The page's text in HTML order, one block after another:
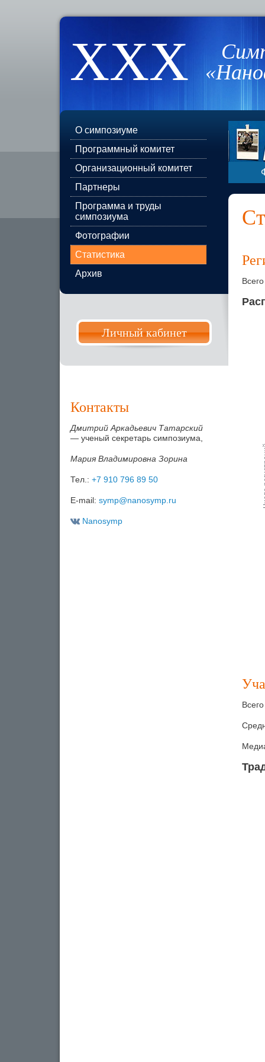
XXX
О симпозиуме
Программный комитет
Организационный комитет
Партнеры
Программа и труды
симпозиума
Фотографии
Статистика
Архив
Личный кабинет
Контакты
Дмитрий Аркадьевич Татарский
— ученый секретарь симпозиума,
Мария Владимировна Зорина
Тел.:+7 910 796 89 50
E-mail:symp@nanosymp.ru
Nanosymp